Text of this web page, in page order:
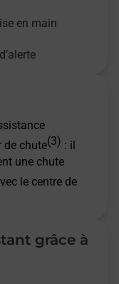
en main
de chute(3) : il
une chute
le centre de
grâce à